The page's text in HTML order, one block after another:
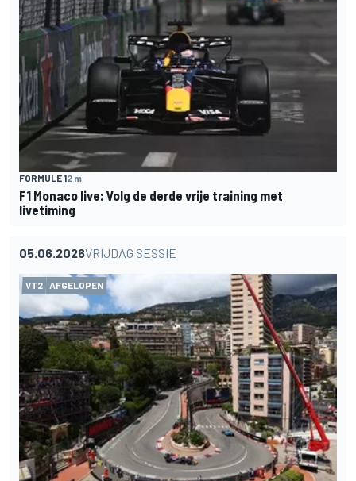
FORMULE 12 m
F1 Monaco live: Volg de derde vrije training met
livetiming
05.06.2026VRIJDAG SESSIE
VT2 AFGELOPEN